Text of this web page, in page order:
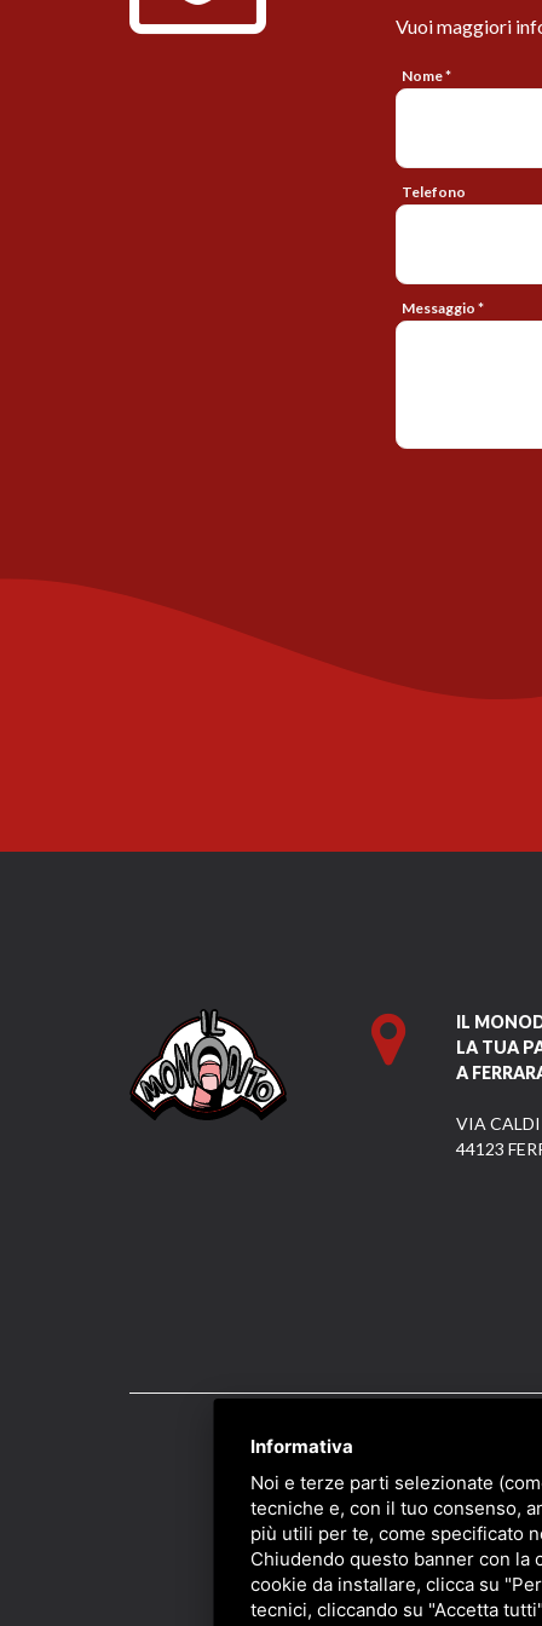
Vuoi maggiori
Nome *
Telefono
Messaggio *
IL
LA TUA
A
VIA
44123
Informativa
Noi e terze parti selezionate
tecniche e, con il tuo consenso,
più utili per te, come specificato
Chiudendo questo banner con la
cookie da installare, clicca su
tecnici, cliccando su "Accetta